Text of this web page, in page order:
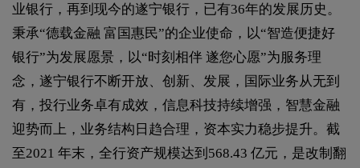
业银行，再到现今的遂宁银行，已有36年的发展历史。
秉承“德载金融 富国惠民”的企业使命，以“智造便捷好
银行”为发展愿景，以“时刻相伴 遂您心愿”为服务理
念，遂宁银行不断开放、创新、发展，国际业务从无到
有，投行业务卓有成效，信息科技持续增强，智慧金融
迎势而上，业务结构日趋合理，资本实力稳步提升。截
至2021 年末，全行资产规模达到568.43 亿元，是改制翻